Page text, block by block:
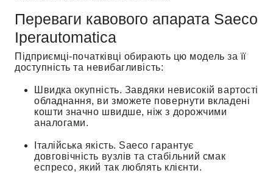
Переваги кавового апарата Saeco
Iperautomatica
Підприємці-початківці обирають цю модель за її
доступність та невибагливість:
Швидка окупність. Завдяки невисокій вартості
обладнання, ви зможете повернути вкладені
кошти значно швидше, ніж з дорожчими
аналогами.
Італійська якість. Saeco гарантує
довговічність вузлів та стабільний смак
еспресо, який так люблять клієнти.